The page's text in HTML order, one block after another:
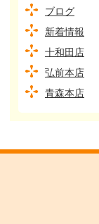
ブログ
新着情報
十和田店
弘前本店
青森本店